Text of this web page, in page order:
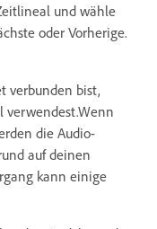
und wähle
oder Vorherige.
verbunden bist,
verwendest.Wenn
die Audio-
auf deinen
kann einige